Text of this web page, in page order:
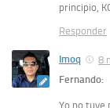
principio,
Responder
Imoq
8
Fernando:
Yo no tuve